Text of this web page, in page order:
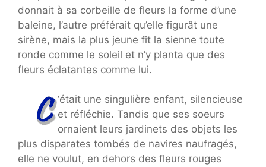
donnait à sa corbeille de fleurs la forme d’une
baleine, l’autre préférait qu’elle figurât une
sirène, mais la plus jeune fit la sienne toute
ronde comme le soleil et n’y planta que des
fleurs éclatantes comme lui.
‘était une singulière enfant, silencieuse
et réfléchie. Tandis que ses soeurs
ornaient leurs jardinets des objets les
plus disparates tombés de navires naufragés,
elle ne voulut, en dehors des fleurs rouges